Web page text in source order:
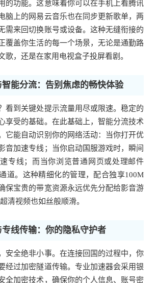
的功能。这意味着你可以在手机上看腾讯
脑上的网易云音乐也在同步更新歌单，两
需来回切换账号或设备。这种无缝衔接的
覆盖你生活的每一个场景，无论是通勤路
歌，还是在家用电视盒子投屏看剧。
能分流：告别焦虑的畅快体验
看到关键处提示流量用尽或限速。稳定的
享受的基础。在此基础上，智能分流技术
它能自动识别你的网络活动：当你打开优
音加速专线；当你启动国服游戏时，瞬间
专线；而当你浏览普通网页或处理邮件
道。这种精细化的管理，配合独享100M
保宝贵的带宽资源永远优先分配给影音游
清视频也如丝般顺滑。
线传输：你的隐私守护者
安全绝非小事。在连接回国的过程中，你
经过加密隧道传输。专业加速器会采用银
全加密技术，确保你的个人信息、账号密